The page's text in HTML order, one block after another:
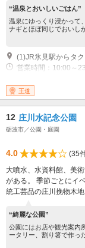
“温泉とおいしいごはん”
温泉にゆっくり浸かって
ナギとほぼ同じでおいしか
営業時間：10:00～
王道
12 庄川水記念公園
砺波市／公園・庭園
4.0
(35
大噴水、水資料館、美
がある。 季節ごとにイ
統工芸品の庄川挽物木地...
“綺麗な公園”
公園にはお店や観光案内
ータリー、割り箸で作った